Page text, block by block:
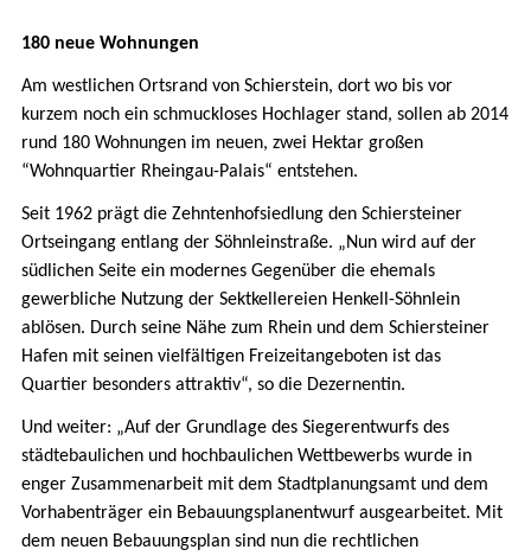
180 neue Wohnungen
Am westlichen Ortsrand von Schierstein, dort wo bis vor
kurzem noch ein schmuckloses Hochlager stand, sollen ab 2014
rund 180 Wohnungen im neuen, zwei Hektar großen
“Wohnquartier Rheingau-Palais“ entstehen.
Seit 1962 prägt die Zehntenhofsiedlung den Schiersteiner
Ortseingang entlang der Söhnleinstraße. „Nun wird auf der
südlichen Seite ein modernes Gegenüber die ehemals
gewerbliche Nutzung der Sektkellereien Henkell-Söhnlein
ablösen. Durch seine Nähe zum Rhein und dem Schiersteiner
Hafen mit seinen vielfältigen Freizeitangeboten ist das
Quartier besonders attraktiv“, so die Dezernentin.
Und weiter: „Auf der Grundlage des Siegerentwurfs des
städtebaulichen und hochbaulichen Wettbewerbs wurde in
enger Zusammenarbeit mit dem Stadtplanungsamt und dem
Vorhabenträger ein Bebauungsplanentwurf ausgearbeitet. Mit
dem neuen Bebauungsplan sind nun die rechtlichen